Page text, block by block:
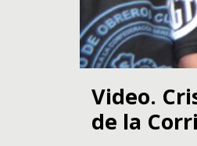
Video.
de la